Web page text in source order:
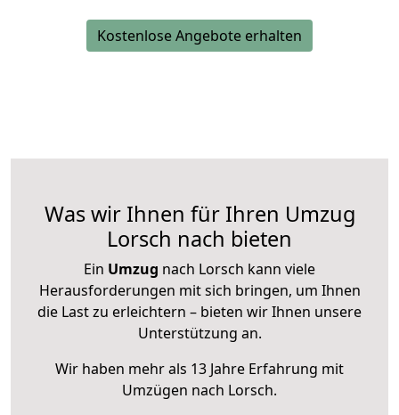
Kostenlose Angebote erhalten
Was wir Ihnen für Ihren Umzug
Lorsch nach bieten
Ein Umzug nach Lorsch kann viele
Herausforderungen mit sich bringen, um Ihnen
die Last zu erleichtern – bieten wir Ihnen unsere
Unterstützung an.
Wir haben mehr als 13 Jahre Erfahrung mit
Umzügen nach Lorsch.